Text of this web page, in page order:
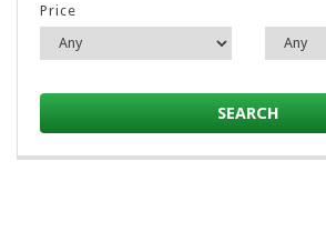
Price
SEARCH